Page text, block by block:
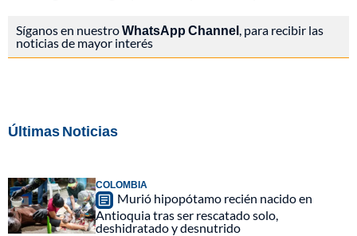
Síganos en nuestroWhatsApp Channel , para recibir las
noticias de mayor interés
Últimas Noticias
COLOMBIA
Murió hipopótamo recién nacido en
Antioquia tras ser rescatado solo,
deshidratado y desnutrido